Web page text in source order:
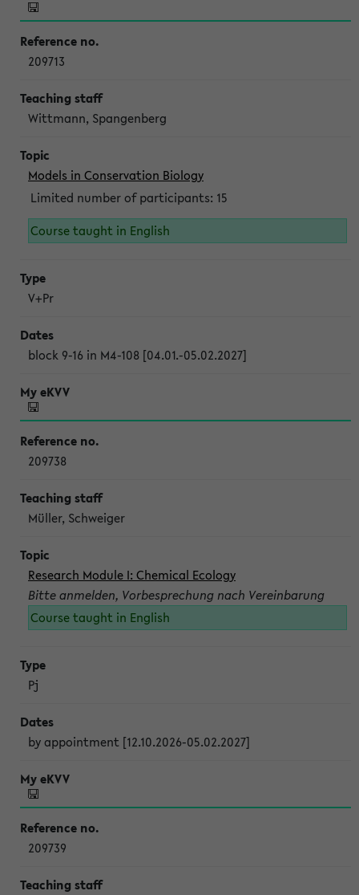
209713
Wittmann, Spangenberg
Models in Conservation Biology
Limited number of participants: 15
Course taught in English
V+Pr
block 9-16 in M4-108 [04.01.-05.02.2027]
209738
Müller, Schweiger
Research Module I: Chemical Ecology
Bitte anmelden, Vorbesprechung nach Vereinbarung
Course taught in English
Pj
by appointment [12.10.2026-05.02.2027]
209739